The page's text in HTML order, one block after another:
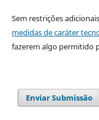
Sem restrições
medidas de caráter
fazerem algo permitido
Enviar Submissão